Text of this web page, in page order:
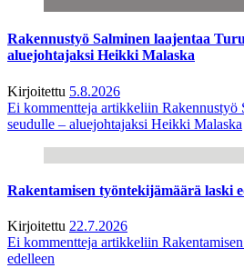
Rakennustyö Salminen laajentaa
aluejohtajaksi Heikki Malaska
Kirjoitettu 5.8.2026
Ei kommentteja artikkeliin Rakennustyö
seudulle – aluejohtajaksi Heikki Malaska
Rakentamisen työntekijämäärä laski
Kirjoitettu 22.7.2026
Ei kommentteja artikkeliin
edelleen